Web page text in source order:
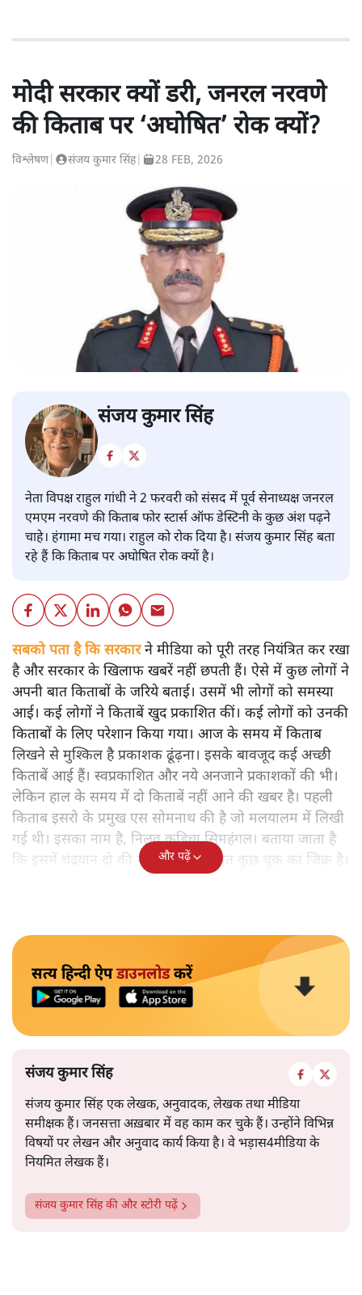
मोदी सरकार क्यों डरी, जनरल नरवणे
की किताब पर ‘अघोषित’ रोक क्यों?
विश्लेषण| संजय कुमार सिंह| 28 FEB, 2026
संजय कुमार सिंह
नेता विपक्ष राहुल गांधी ने 2 फरवरी को संसद में पूर्व सेनाध्यक्ष जनरल
एमएम नरवणे की किताब फोर स्टार्स ऑफ डेस्टिनी के कुछ अंश पढ़ने
चाहे। हंगामा मच गया। राहुल को रोक दिया है। संजय कुमार सिंह बता
रहे हैं कि किताब पर अघोषित रोक क्यों है।
सबको पता है कि सरकारने मीडिया को पूरी तरह नियंत्रित कर रखा
है और सरकार के खिलाफ खबरें नहीं छपती हैं। ऐसे में कुछ लोगों ने
अपनी बात किताबों के जरिये बताई। उसमें भी लोगों को समस्या
आई। कई लोगों ने किताबें खुद प्रकाशित कीं। कई लोगों को उनकी
किताबों के लिए परेशान किया गया। आज के समय में किताब
लिखने से मुश्किल है प्रकाशक ढूंढ़ना। इसके बावजूद कई अच्छी
किताबें आई हैं। स्वप्रकाशित और नये अनजाने प्रकाशकों की भी।
लेकिन हाल के समय में दो किताबें नहीं आने की खबर है। पहली
किताब इसरो के प्रमुख एस सोमनाथ की है जो मलयालम में लिखी
गई थी। इसका नाम है, निलवु कुडिचा सिमहंगल। बताया जाता है
कि इसमें चंद्रयान दो की नाकामी से संबंधित कुछ चूक का जिक्र है।
और पढ़ें
सत्य हिन्दी ऐपडाउनलोडकरें
संजय कुमार सिंह
संजय कुमार सिंह एक लेखक, अनुवादक, लेखक तथा मीडिया
समीक्षक हैं। जनसत्ता अख़बार में वह काम कर चुके हैं। उन्होंने विभिन्न
विषयों पर लेखन और अनुवाद कार्य किया है। वे भड़ास4मीडिया के
नियमित लेखक हैं।
संजय कुमार सिंहकी और स्टोरी पढ़ें